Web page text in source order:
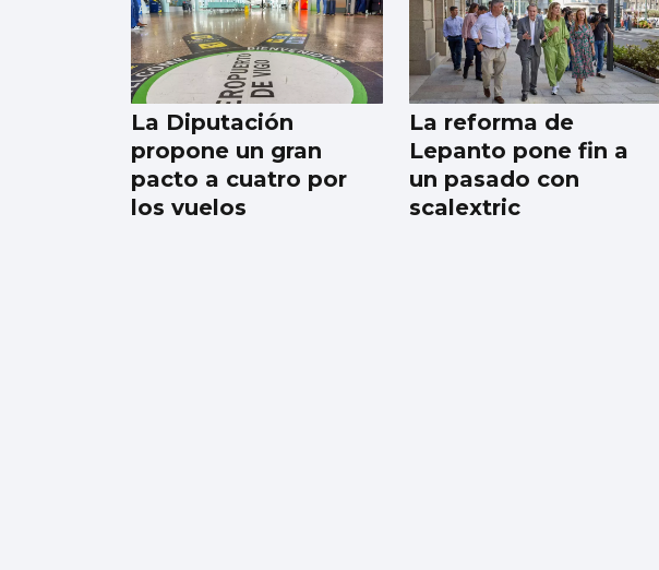
Borja Iglesias, Ana
Peleteiro o Abel
Caballero, entre los
favoritos de los
gallegos para
compartir un viaje
La Diputación
propone un gran
pacto a cuatro por
los vuelos
La reforma de
Lepanto pone fin a
un pasado con
scalextric